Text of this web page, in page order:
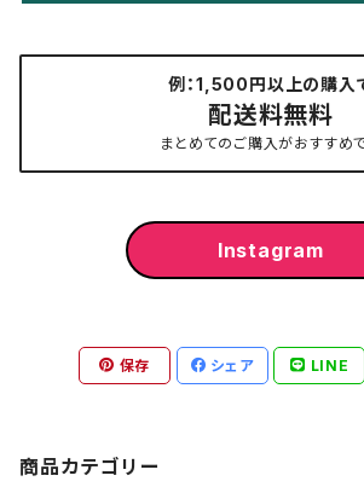
例：1,500円以上の購入
配送料無料
まとめてのご購入がおすすめ
Instagram
保存 シェア LINE
商品カテゴリー